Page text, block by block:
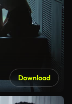
Download